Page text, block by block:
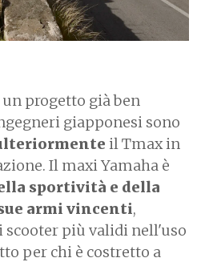
progetto già ben
giapponesi sono
il Tmax in
Il maxi Yamaha è
sportività e della
armi vincenti,
più validi nell'uso
per chi è costretto a